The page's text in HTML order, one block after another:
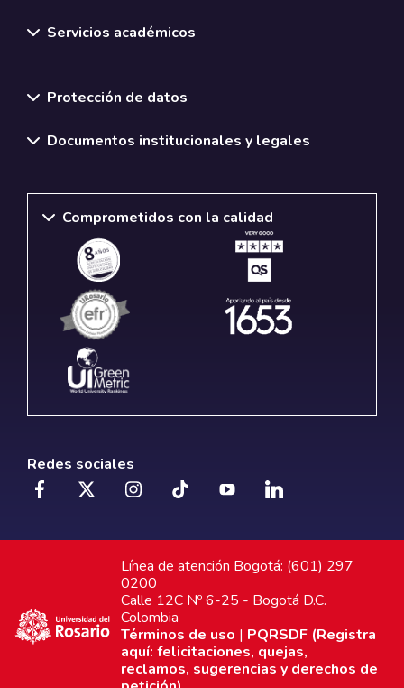
Servicios académicos
Protección de datos
Documentos institucionales y legales
Comprometidos con la calidad
Redes sociales
Línea de atención Bogotá: (601) 297
0200
Calle 12C Nº 6-25 - Bogotá D.C.
Colombia
Términos de uso | PQRSDF (Registra
aquí: felicitaciones, quejas,
reclamos, sugerencias y derechos de